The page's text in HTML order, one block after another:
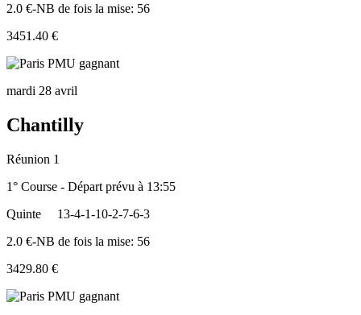
2.0 €-NB de fois la mise: 56
3451.40 €
mardi 28 avril
Chantilly
Réunion 1
1° Course - Départ prévu à 13:55
Quinte
13-4-1-10-2-7-6-3
2.0 €-NB de fois la mise: 56
3429.80 €